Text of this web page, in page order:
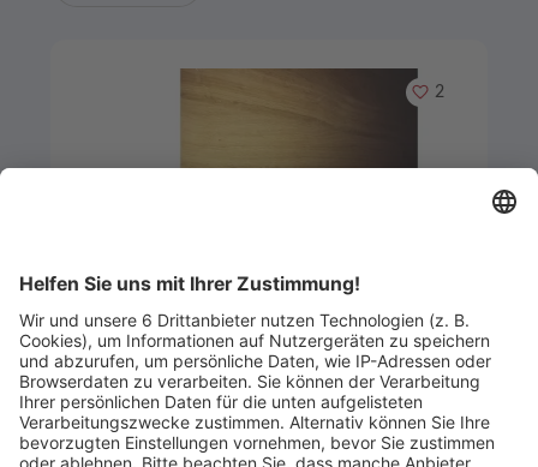
Merken
2
Artikel-ID: 3666 0
Möbelplatte Eiche AB
Frank Holz GmbH